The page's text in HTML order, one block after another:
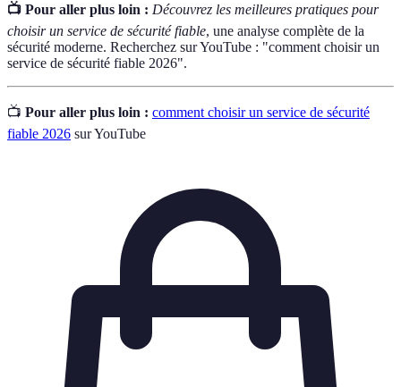
📺 Pour aller plus loin : Découvrez les meilleures pratiques pour
choisir un service de sécurité fiable, une analyse complète de la
sécurité moderne. Recherchez sur YouTube : "comment choisir un
service de sécurité fiable 2026".
📺 Pour aller plus loin : comment choisir un service de sécurité
fiable 2026 sur YouTube